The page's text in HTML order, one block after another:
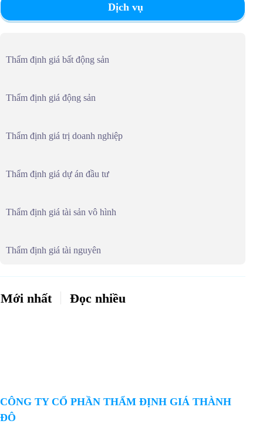
Dịch vụ
Thẩm định giá bất động sản
Thẩm định giá động sản
Thẩm định giá trị doanh nghiệp
Thẩm định giá dự án đầu tư
Thẩm định giá tài sản vô hình
Thẩm định giá tài nguyên
Mới nhất Đọc nhiều
CÔNG TY CỔ PHẦN THẨM ĐỊNH GIÁ THÀNH
ĐÔ